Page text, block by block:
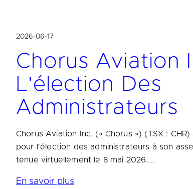
2026-06-17
Chorus Aviation
L'élection Des
Administrateurs
Chorus Aviation Inc. (« Chorus ») (TSX :
pour l'élection des administrateurs à son
tenue virtuellement le 8 mai 2026....
En savoir plus